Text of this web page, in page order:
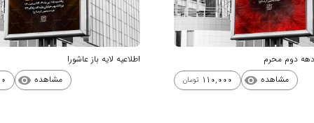
دهه دوم محرم
مشاهده visibility
110,000 تومان
اطلاعیه لایه باز عاشورا
مشاهده visibility